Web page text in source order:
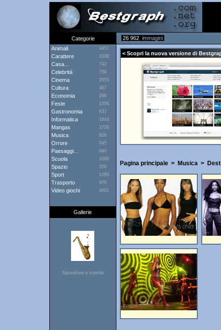
Categorie 26 962 immagini
Animali
4457
Carattere 1038
Casa... 742
Celebrità 759
Cinema 2955
Cultura 467
Economia 296
Feste 1356
Gastronomia 837
Informatica 1644
Mangas 1726
Musica 828
Orrore 645
Paesaggi... 940
Scuola 1080
Spazio 350
Sport 1265
Trasporto 976
Video giochi 4601
Gallerie
Sassofono e tromba
< Scopri la nuova versione di
Pagina principale> Musica>